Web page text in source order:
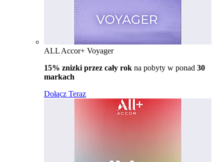
ALL Accor+ Voyager
15% znizki przez cały rok na pobyty w ponad 30
markach
Dołącz Teraz